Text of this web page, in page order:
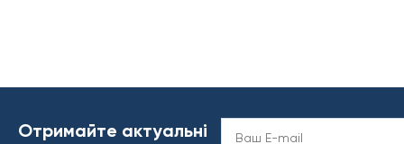
Отримайте актуальні